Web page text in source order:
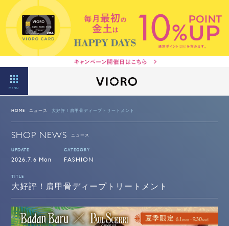
MENU
HOME ニュース 大好評！肩甲骨ディープトリートメント
SHOP NEWS ニュース
UPDATE
2026.7.6 Mon
CATEGORY
FASHION
TITLE
大好評！肩甲骨ディープトリートメント